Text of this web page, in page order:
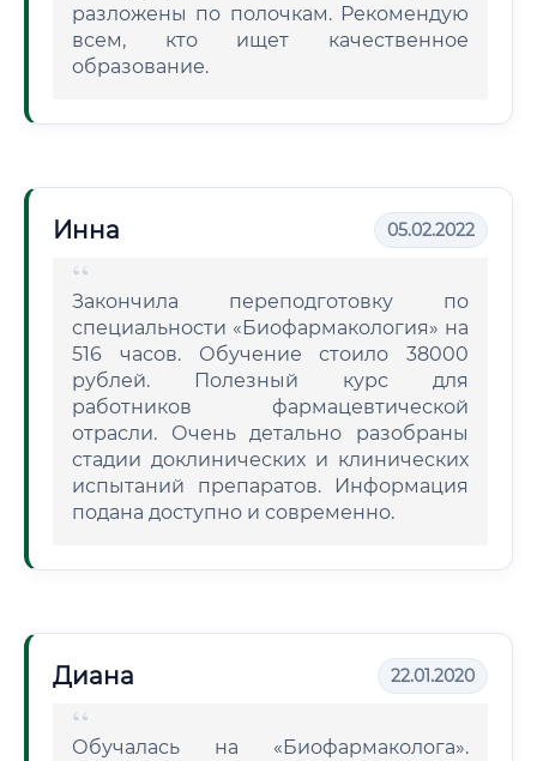
разложены по полочкам. Рекомендую
всем, кто ищет качественное
образование.
Инна 05.02.2022
Закончила переподготовку по
специальности «Биофармакология» на
516 часов. Обучение стоило 38000
рублей. Полезный курс для
работников фармацевтической
отрасли. Очень детально разобраны
стадии доклинических и клинических
испытаний препаратов. Информация
подана доступно и современно.
Диана 22.01.2020
Обучалась на «Биофармаколога».